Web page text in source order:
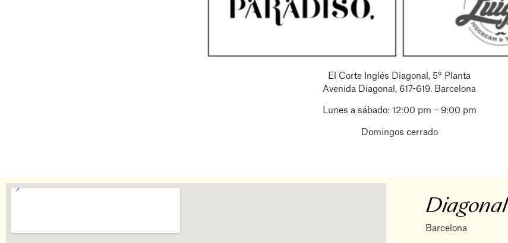
El Corte Inglés Diagonal, 5° Planta
Avenida Diagonal, 617-619. Barcelona
Lunes a sábado: 12:00 pm – 9:00 pm
Domingos cerrado
Diagonal
Barcelona